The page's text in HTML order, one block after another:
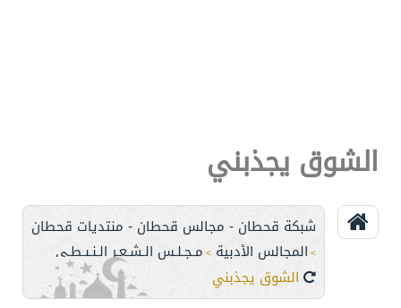
الشوق يجذبني
شبكة قحطان - مجالس قحطان - منتديات قحطان
> المجالس الأدبية > مـجـلـس الـشـعـر الـنـبـطـي
الشوق يجذبني